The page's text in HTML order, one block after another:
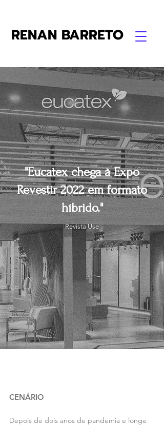
RENAN BARRETO
"Eucatex chega à Expo
Revestir 2022 em formato
híbrido."
Revista Use
CENÁRIO
Depois de dois anos de pandemia e longe